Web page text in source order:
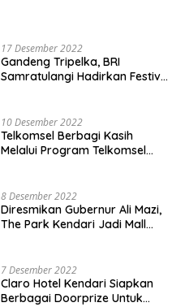
17 Desember 2022
Gandeng Tripelka, BRI
Samratulangi Hadirkan Festival
10 Desember 2022
Telkomsel Berbagi Kasih
Melalui Program Telkomsel
8 Desember 2022
Diresmikan Gubernur Ali Mazi,
The Park Kendari Jadi Mall
7 Desember 2022
Claro Hotel Kendari Siapkan
Berbagai Doorprize Untuk